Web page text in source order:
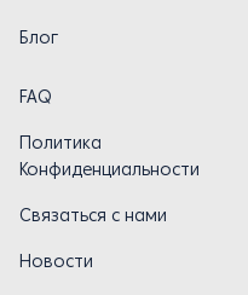
Блог
FAQ
Политика
Конфиденциальности
Связаться с нами
Новости